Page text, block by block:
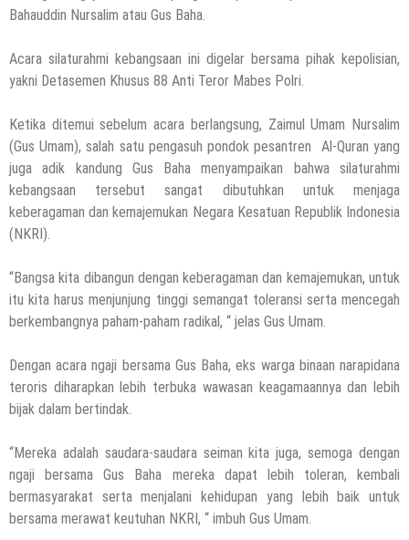
Kapolres Rembang Yang Baru Tancap
Gas, Silaturahmi Dengan Wartawan PWI
5 Agustus 2026 bymusa r2b
HEADLINE
Ini Ciri-Cirinya, Siapa Tahu Keluarga Anda
(Temuan Mayat Laki-Laki Di Pinggir
Pantai Utara Rembang)
29 Juli 2026
Sejumlah Tips Membeli Tanah Kapling,
Terapkan Ini!! Ada Cara Yang Jarang
Terpikirkan Orang Awam
HEADLINE
Lewati Cerita Kelam Mirip Sinetron,
Teguh Akhirnya Diselamatkan Serka
26 November 2021 bymusa r2b
HEADLINE
UKW Disebut Sebagai Mahkota Seorang
Wartawan, Se Indonesia Luluskan Lebih
Bahauddin Nursalim atau Gus Baha.
Acara silaturahmi kebangsaan ini digelar bersama pihak kepolisian,
yakni Detasemen Khusus 88 Anti Teror Mabes Polri.
Ketika ditemui sebelum acara berlangsung, Zaimul Umam Nursalim
(Gus Umam), salah satu pengasuh pondok pesantren Al-Quran yang
juga adik kandung Gus Baha menyampaikan bahwa silaturahmi
kebangsaan tersebut sangat dibutuhkan untuk menjaga
keberagaman dan kemajemukan Negara Kesatuan Republik Indonesia
(NKRI).
“Bangsa kita dibangun dengan keberagaman dan kemajemukan, untuk
itu kita harus menjunjung tinggi semangat toleransi serta mencegah
berkembangnya paham-paham radikal, “ jelas Gus Umam.
Dengan acara ngaji bersama Gus Baha, eks warga binaan narapidana
teroris diharapkan lebih terbuka wawasan keagamaannya dan lebih
bijak dalam bertindak.
“Mereka adalah saudara-saudara seiman kita juga, semoga dengan
ngaji bersama Gus Baha mereka dapat lebih toleran, kembali
bermasyarakat serta menjalani kehidupan yang lebih baik untuk
bersama merawat keutuhan NKRI, “ imbuh Gus Umam.